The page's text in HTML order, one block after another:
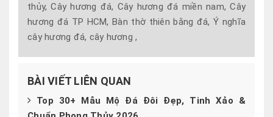
thủy, Cây hương đá, Cây hương đá miền nam, Cây
hương đá TP HCM, Bàn thờ thiên bằng đá, Ý nghĩa
cây hương đá, cây hương ,
BÀI VIẾT LIÊN QUAN
Top 30+ Mẫu Mộ Đá Đôi Đẹp, Tinh Xảo &